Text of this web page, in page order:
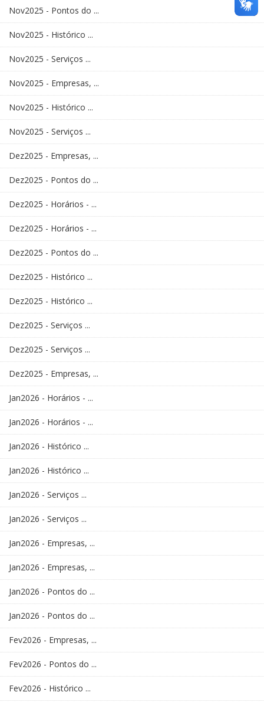
Nov2025 - Pontos do ...
Nov2025 - Histórico ...
Nov2025 - Serviços ...
Nov2025 - Empresas, ...
Nov2025 - Histórico ...
Nov2025 - Serviços ...
Dez2025 - Empresas, ...
Dez2025 - Pontos do ...
Dez2025 - Horários - ...
Dez2025 - Horários - ...
Dez2025 - Pontos do ...
Dez2025 - Histórico ...
Dez2025 - Histórico ...
Dez2025 - Serviços ...
Dez2025 - Serviços ...
Dez2025 - Empresas, ...
Jan2026 - Horários - ...
Jan2026 - Horários - ...
Jan2026 - Histórico ...
Jan2026 - Histórico ...
Jan2026 - Serviços ...
Jan2026 - Serviços ...
Jan2026 - Empresas, ...
Jan2026 - Empresas, ...
Jan2026 - Pontos do ...
Jan2026 - Pontos do ...
Fev2026 - Empresas, ...
Fev2026 - Pontos do ...
Fev2026 - Histórico ...